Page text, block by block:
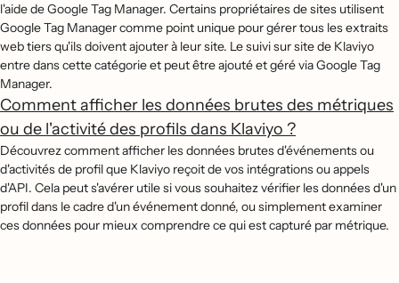
l'aide de Google Tag Manager. Certains propriétaires de sites utilisent
Google Tag Manager comme point unique pour gérer tous les extraits
web tiers qu'ils doivent ajouter à leur site. Le suivi sur site de Klaviyo
entre dans cette catégorie et peut être ajouté et géré via Google Tag
Manager.
Comment afficher les données brutes des métriques
ou de l'activité des profils dans Klaviyo ?
Découvrez comment afficher les données brutes d'événements ou
d'activités de profil que Klaviyo reçoit de vos intégrations ou appels
d'API. Cela peut s'avérer utile si vous souhaitez vérifier les données d'un
profil dans le cadre d'un événement donné, ou simplement examiner
ces données pour mieux comprendre ce qui est capturé par métrique.